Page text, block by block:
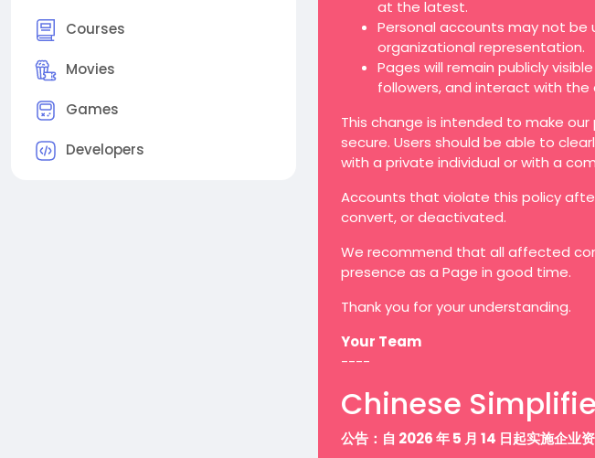
Courses
Movies
Games
Developers
at the latest.
Personal accounts may not be
organizational representation.
Pages will remain publicly
followers, and interact with the
This change is intended to make
secure. Users should be able to
with a private individual or with a
Accounts that violate this policy
convert, or deactivated.
We recommend that all affected
presence as a Page in good time.
Thank you for your understanding.
Your Team
----
Chinese
公告：自 2026 年 5 月 14 日起实施企业